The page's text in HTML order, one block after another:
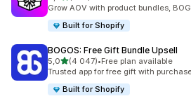
Grow AOV with product bundles,
Built for Shopify
BOGOS: Free Gift Bundle Upsell
5,0/ 5 tähteä
(4 047)
4047 arvostelua yhteensä
•Free plan available
Trusted app for free gift with
Built for Shopify